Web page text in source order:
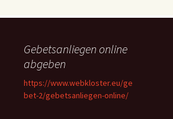
Gebetsanliegen online
abgeben
https://www.webkloster.eu/ge
bet-2/gebetsanliegen-online/